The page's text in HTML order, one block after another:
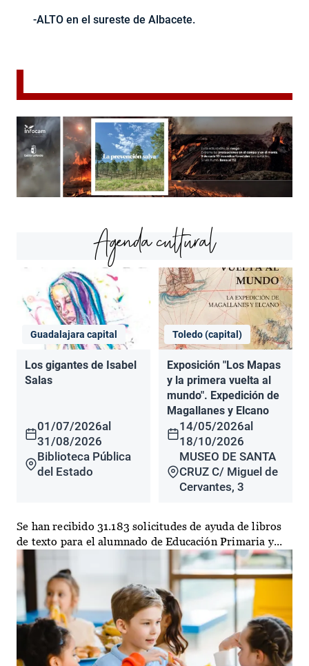
-ALTO en el sureste de Albacete.
Agenda cultural
Guadalajara capital
Los gigantes de Isabel
Salas
01/07/2026al
31/08/2026
Biblioteca Pública
del Estado
Toledo (capital)
Exposición "Los Mapas
y la primera vuelta al
mundo". Expedición de
Magallanes y Elcano
14/05/2026al
18/10/2026
MUSEO DE SANTA
CRUZ C/ Miguel de
Cervantes, 3
Se han recibido 31.183 solicitudes de ayuda de libros
de texto para el alumnado de Educación Primaria y...